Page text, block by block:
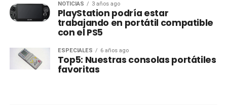
NOTICIAS 3 años ago
PlayStation podría estar
trabajando en portátil compatible
con el PS5
ESPECIALES 6 años ago
Top5: Nuestras consolas portátiles
favoritas